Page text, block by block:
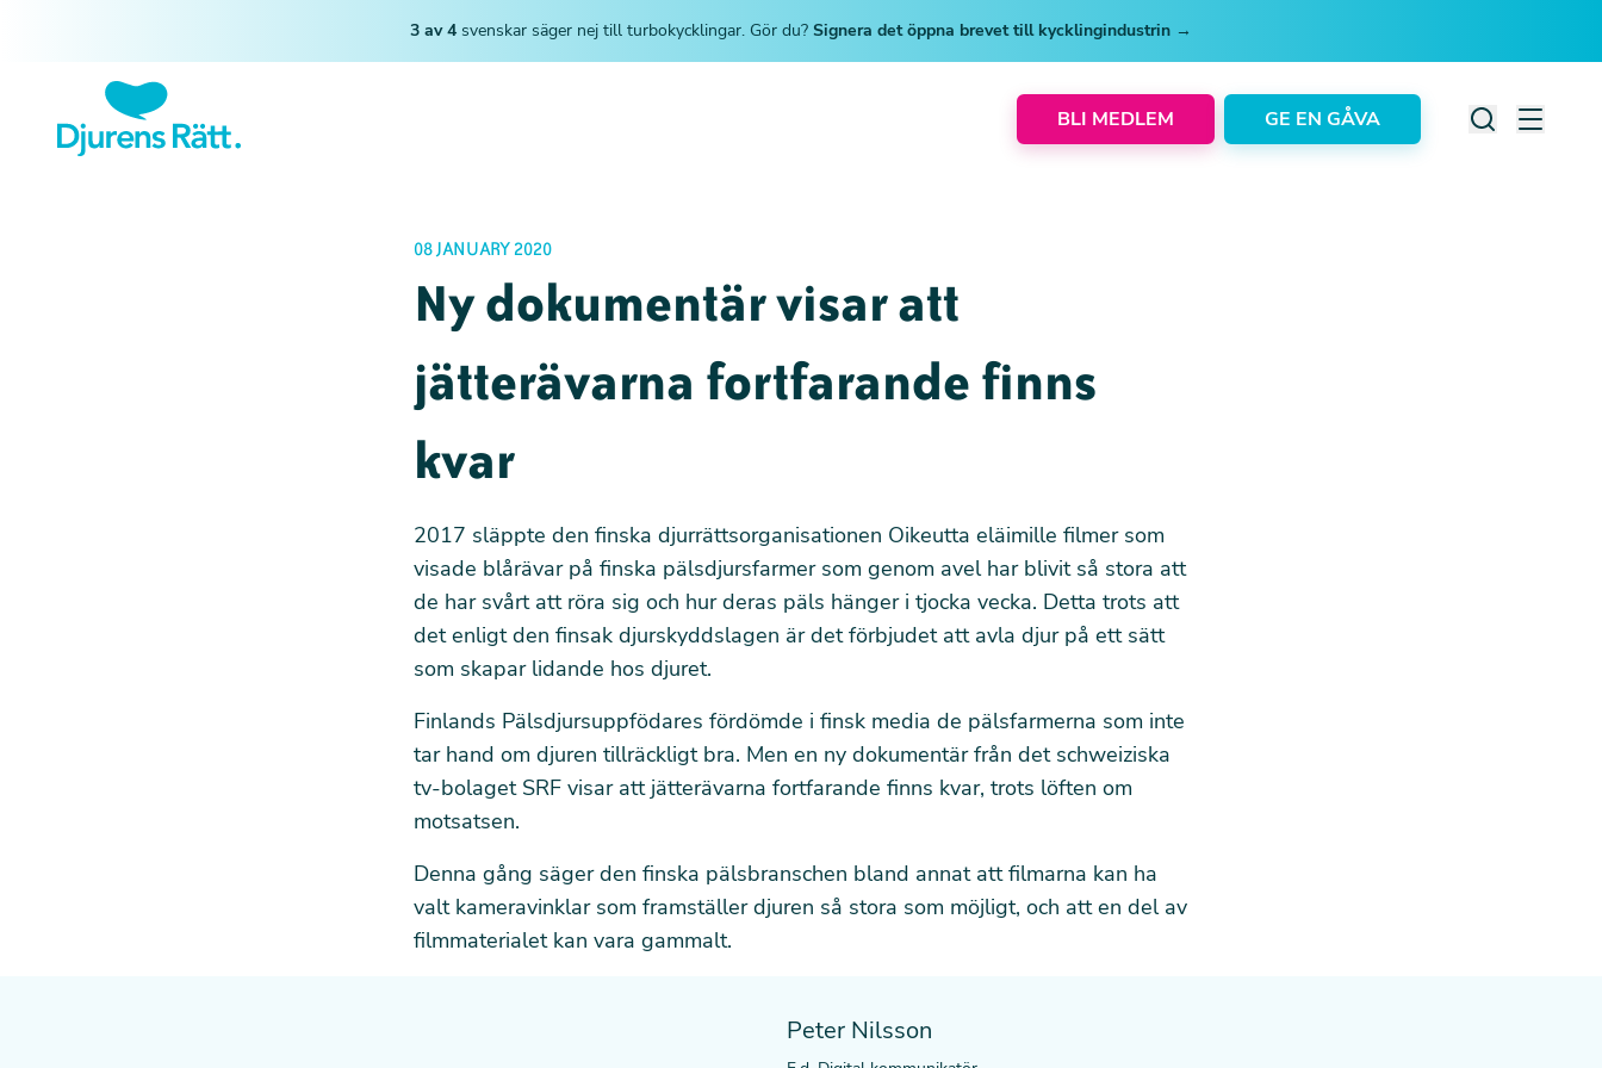
3 av 4 svenskar säger nej till turbokycklingar. Gör du? Signera det öppna brevet till kycklingindustrin →
BLI MEDLEM GE EN GÅVA
08 JANUARY 2020
Ny dokumentär visar att
jätterävarna fortfarande finns
kvar
2017 släppte den finska djurrättsorganisationen Oikeutta eläimille filmer som
visade blårävar på finska pälsdjursfarmersom genom avel har blivit så stora att
de har svårt att röra sig och hur deras päls hänger i tjocka vecka. Detta trots att
det enligt den finsak djurskyddslagen är det förbjudet att avla djur på ett sätt
som skapar lidande hos djuret.
Finlands Pälsdjursuppfödares fördömde i finsk media de pälsfarmerna som inte
tar hand om djuren tillräckligt bra. Men en ny dokumentär från det schweiziska
tv-bolaget SRF visar att jätterävarna fortfarande finns kvar, trots löften om
motsatsen.
Denna gång säger den finska pälsbranschen bland annat att filmarna kan ha
valt kameravinklar som framställer djuren så stora som möjligt, och att en del av
filmmaterialet kan vara gammalt.
Peter Nilsson